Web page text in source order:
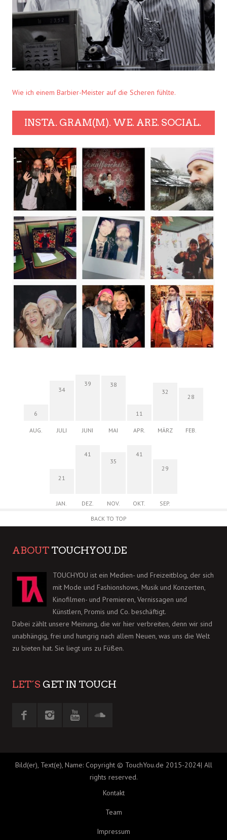
Wie ich einem Barbier-Meister auf die Scheren fühlte.
INSTA. GRAM(M). WE. ARE. SOCIAL.
6
AUG.
34
JULI
39
JUNI
38
MAI
11
APR.
32
MÄRZ
28
FEB.
21
JAN.
41
DEZ.
35
NOV.
41
OKT.
29
SEP.
BACK TO TOP
ABOUT TOUCHYOU.DE
TOUCHYOU ist ein Medien- und Freizeitblog, der sich
mit Mode und Fashionshows, Musik und Konzerten,
Kinofilmen- und Premieren, Vernissagen und
Künstlern, Promis und Co. beschäftigt.
Dabei zählt unsere Meinung, die wir hier verbreiten, denn wir sind
unabhängig, frei und hungrig nach allem Neuen, was uns die Welt
zu bieten hat. Sie liegt uns zu Füßen.
LET´S GET IN TOUCH
Bild(er), Text(e), Name: Copyright © TouchYou.de 2015-2024| All
rights reserved.
Kontakt
Team
Impressum